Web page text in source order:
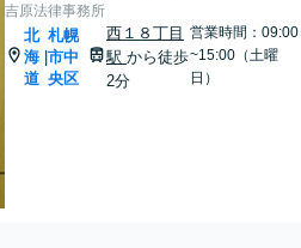
吉原法律事務所
北
海
道
札幌
市中
央区
西１８丁目
駅から徒歩
2分
営業時間：09:00
~15:00（土曜
日）